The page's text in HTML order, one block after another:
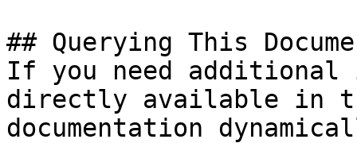
## Querying This
If you need
directly available in
documentation